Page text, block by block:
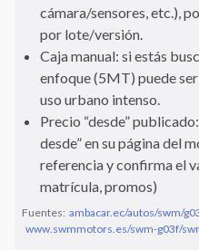
cámara/sensores, etc.),
por lote/versión.
Caja manual: si estás
enfoque (5MT) puede
uso urbano intenso.
Precio “desde”
desde” en su página del
referencia y confirma el
matrícula, promos)
Fuentes: ambacar.ec/autos/swm/
www.swmmotors.es/swm-g03f/